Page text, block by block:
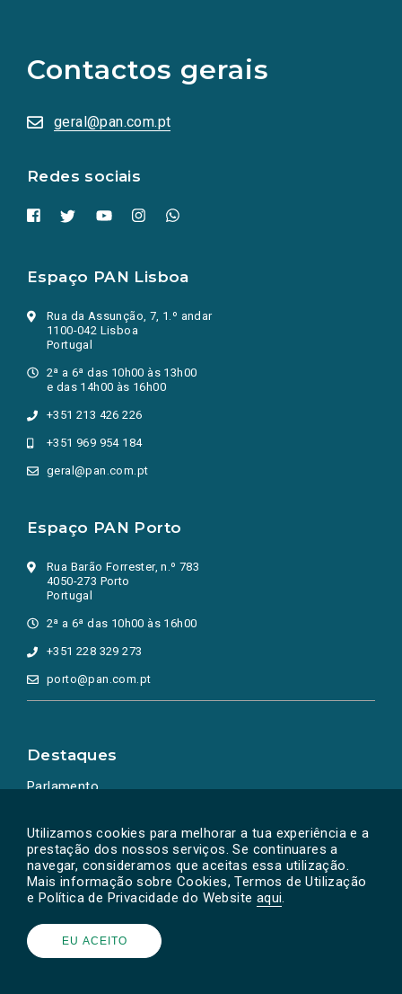
Utilizamos cookies para melhorar a tua experiência e a
prestação dos nossos serviços. Se continuares a
navegar, consideramos que aceitas essa utilização.
Mais informação sobre Cookies, Termos de Utilização
e Política de Privacidade do Website aqui.
EU ACEITO
Contactos gerais
geral@pan.com.pt
Redes sociais
redes
sociais
numa
nova
Espaço PAN Lisboa
Rua da Assunção, 7, 1.º andar
1100-042 Lisboa
Portugal
2ª a 6ª das 10h00 às 13h00
e das 14h00 às 16h00
+351 213 426 226
+351 969 954 184
geral@pan.com.pt
Espaço PAN Porto
Rua Barão Forrester, n.º 783
4050-273 Porto
Portugal
2ª a 6ª das 10h00 às 16h00
+351 228 329 273
porto@pan.com.pt
Destaques
Parlamento
Powered by © PAN 2026